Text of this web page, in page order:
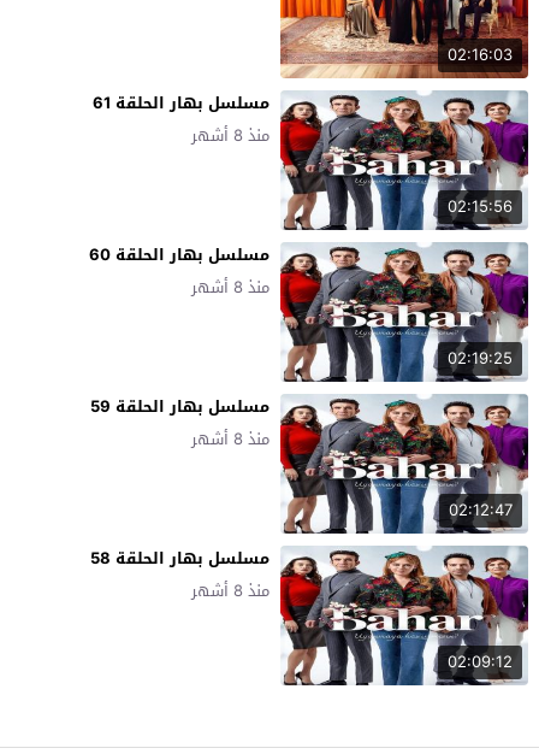
02:16:03
02:15:56
مسلسل بهار الحلقة 61
منذ 8 أشهر
02:19:25
مسلسل بهار الحلقة 60
منذ 8 أشهر
02:12:47
مسلسل بهار الحلقة 59
منذ 8 أشهر
02:09:12
مسلسل بهار الحلقة 58
منذ 8 أشهر